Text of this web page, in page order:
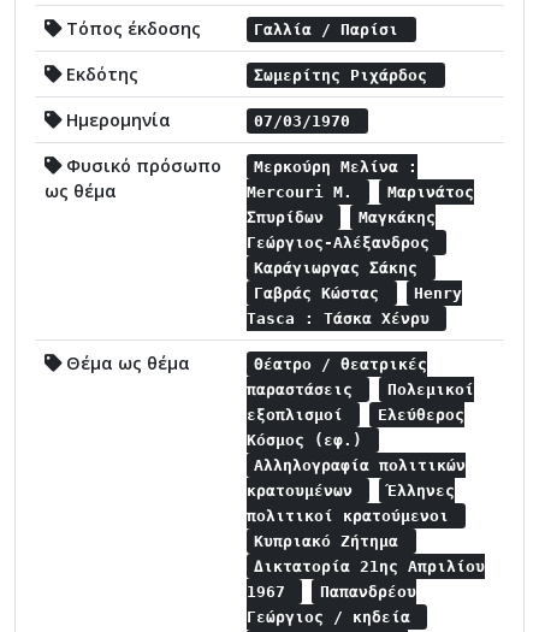
Τόπος έκδοσης Γαλλία / Παρίσι
Εκδότης Σωμερίτης Ριχάρδος
Ημερομηνία 07/03/1970
Φυσικό πρόσωπο
ως θέμα
Μερκούρη Μελίνα :
Mercouri M.
Μαρινάτος
Σπυρίδων
Μαγκάκης
Γεώργιος-Αλέξανδρος
Καράγιωργας Σάκης
Γαβράς Κώστας
Henry
Tasca : Τάσκα Χένρυ
Θέμα ως θέμα
Θέατρο / θεατρικές
παραστάσεις
Πολεμικοί
εξοπλισμοί
Ελεύθερος
Κόσμος (εφ.)
Αλληλογραφία πολιτικών
κρατουμένων
Έλληνες
πολιτικοί κρατούμενοι
Κυπριακό Ζήτημα
Δικτατορία 21ης Απριλίου
1967
Παπανδρέου
Γεώργιος / κηδεία